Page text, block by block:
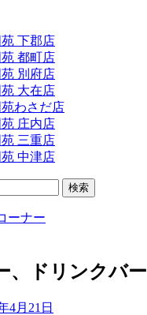
下郡店
都町店
別府店
大在店
わさだ店
庄内店
三重店
中津店
ーナー
、ドリンクバー
4月21日